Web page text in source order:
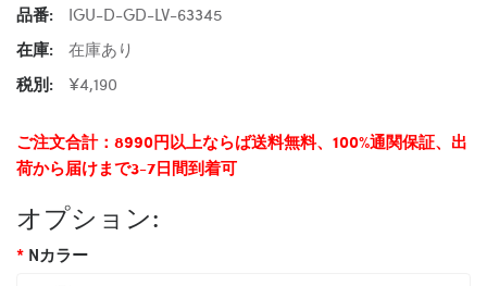
品番:
IGU-D-GD-LV-63345
在庫:
在庫あり
税別:
¥4,190
ご注文合計：8990円以上ならば送料無料、100%通関保証、出
荷から届けまで3-7日間到着可
オプション:
Nカラー